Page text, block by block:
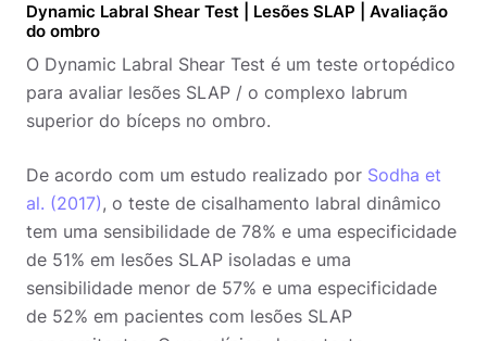
Dynamic Labral Shear Test | Lesões SLAP | Avaliação
do ombro
O Dynamic Labral Shear Test é um teste ortopédico
para avaliar lesões SLAP / o complexo labrum
superior do bíceps no ombro.
De acordo com um estudo realizado por Sodha et
al. (2017), o teste de cisalhamento labral dinâmico
tem uma sensibilidade de 78% e uma especificidade
de 51% em lesões SLAP isoladas e uma
sensibilidade menor de 57% e uma especificidade
de 52% em pacientes com lesões SLAP